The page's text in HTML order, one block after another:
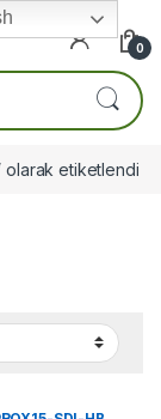
0
olarak etiketlendi